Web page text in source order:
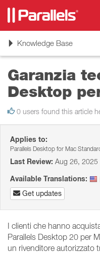
ToggleKnowledge Base
Garanzia
Desktop
0 users found this article
Applies to:
Parallels Desktop for Mac
Last Review: Aug 26, 2025
Available Translations:
Get updates
I clienti che hanno
Parallels Desktop 20 per
un rivenditore autorizzato